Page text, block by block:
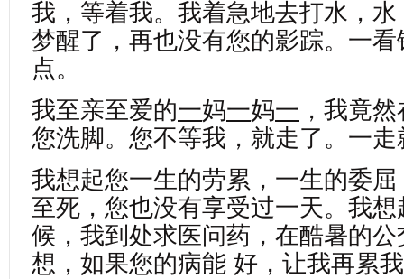
我，等着我。我着急地去打水，
梦醒了，再也没有您的影踪。一
点。
我至亲至爱的一妈一妈一 ，我竟
您洗脚。您不等我，就走了。一
我想起您一生的劳累，一生的委
至死，您也没有享受过一天。我
候，我到处求医问药，在酷暑的
想，如果您的病能 好，让我再累